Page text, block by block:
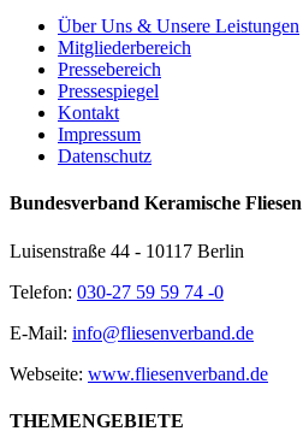
Über Uns & Unsere Leistungen
Mitgliederbereich
Pressebereich
Pressespiegel
Kontakt
Impressum
Datenschutz
Bundesverband Keramische
Luisenstraße 44 - 10117 Berlin
Telefon: 030-27 59 59 74 -0
E-Mail: info@fliesenverband.de
Webseite: www.fliesenverband.de
THEMENGEBIETE